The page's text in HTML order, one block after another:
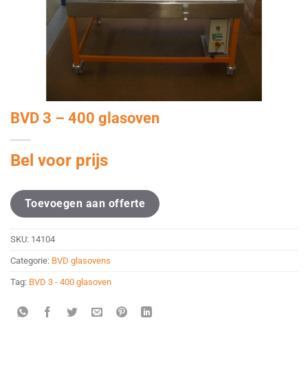
BVD 3 – 400 glasoven
Bel voor prijs
Toevoegen aan offerte
SKU: 14104
Categorie: BVD glasovens
Tag: BVD 3 - 400 glasoven